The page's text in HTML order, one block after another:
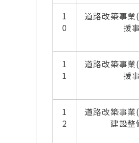
1
0
道路改築事
援
1
1
道路改築事
援
1
2
道路改築事
建設整